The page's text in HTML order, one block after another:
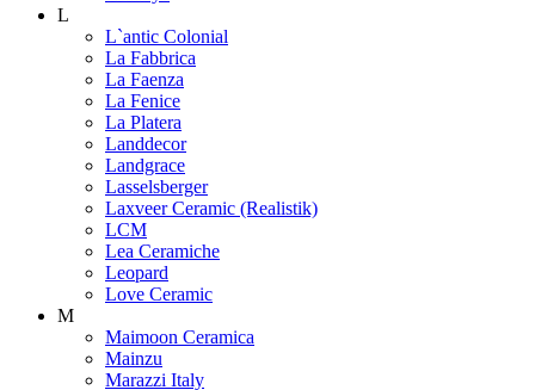
L
L`antic Colonial
La Fabbrica
La Faenza
La Fenice
La Platera
Landdecor
Landgrace
Lasselsberger
Laxveer Ceramic (Realistik)
LCM
Lea Ceramiche
Leopard
Love Ceramic
M
Maimoon Ceramica
Mainzu
Marazzi Italy